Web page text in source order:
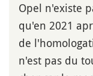
Opel n'existe
qu'en 2021
de
n'est pas du